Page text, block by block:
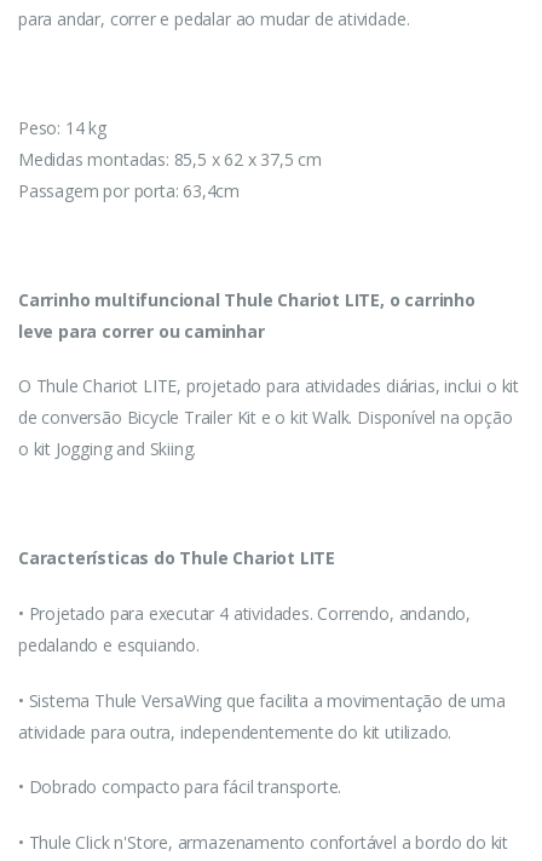
para andar, correr e pedalar ao mudar de atividade.
Peso: 14 kg
Medidas montadas: 85,5 x 62 x 37,5 cm
Passagem por porta: 63,4cm
Carrinho multifuncional Thule Chariot LITE, o carrinho
leve para correr ou caminhar
O Thule Chariot LITE, projetado para atividades diárias, inclui o kit
de conversão Bicycle Trailer Kit e o kit Walk. Disponível na opção
o kit Jogging and Skiing.
Características do Thule Chariot LITE
• Projetado para executar 4 atividades. Correndo, andando,
pedalando e esquiando.
• Sistema Thule VersaWing que facilita a movimentação de uma
atividade para outra, independentemente do kit utilizado.
• Dobrado compacto para fácil transporte.
• Thule Click n'Store, armazenamento confortável a bordo do kit